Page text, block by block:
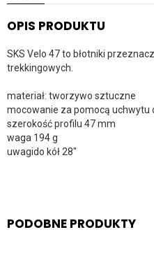
OPIS PRODUKTU
SKS Velo 47 to błotniki
trekkingowych.
materiał: tworzywo sztuczne
mocowanie za pomocą uchwytu
szerokość profilu 47 mm
waga 194 g
uwagido kół 28″
PODOBNE PRODUKTY